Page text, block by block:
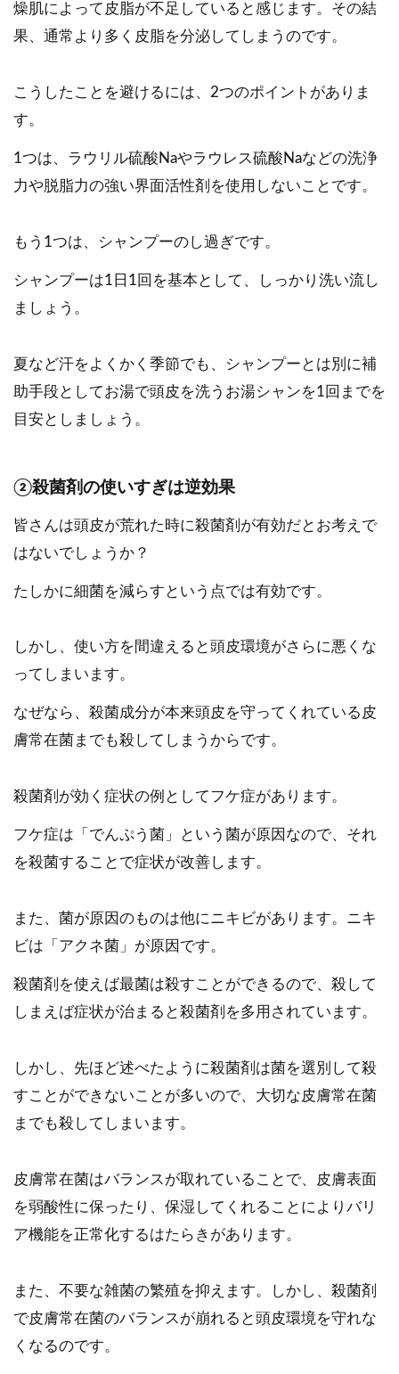
燥肌によって皮脂が不足していると感じます。その結
果、通常より多く皮脂を分泌してしまうのです。
こうしたことを避けるには、2つのポイントがありま
す。
1つは、ラウリル硫酸Naやラウレス硫酸Naなどの洗浄
力や脱脂力の強い界面活性剤を使用しないことです。
もう1つは、シャンプーのし過ぎです。
シャンプーは1日1回を基本として、しっかり洗い流し
ましょう。
夏など汗をよくかく季節でも、シャンプーとは別に補
助手段としてお湯で頭皮を洗うお湯シャンを1回までを
目安としましょう。
②殺菌剤の使いすぎは逆効果
皆さんは頭皮が荒れた時に殺菌剤が有効だとお考えで
はないでしょうか？
たしかに細菌を減らすという点では有効です。
しかし、使い方を間違えると頭皮環境がさらに悪くな
ってしまいます。
なぜなら、殺菌成分が本来頭皮を守ってくれている皮
膚常在菌までも殺してしまうからです。
殺菌剤が効く症状の例としてフケ症があります。
フケ症は「でんぷう菌」という菌が原因なので、それ
を殺菌することで症状が改善します。
また、菌が原因のものは他にニキビがあります。ニキ
ビは「アクネ菌」が原因です。
殺菌剤を使えば最菌は殺すことができるので、殺して
しまえば症状が治まると殺菌剤を多用されています。
しかし、先ほど述べたように殺菌剤は菌を選別して殺
すことができないことが多いので、大切な皮膚常在菌
までも殺してしまいます。
皮膚常在菌はバランスが取れていることで、皮膚表面
を弱酸性に保ったり、保湿してくれることによりバリ
ア機能を正常化するはたらきがあります。
また、不要な雑菌の繁殖を抑えます。しかし、殺菌剤
で皮膚常在菌のバランスが崩れると頭皮環境を守れな
くなるのです。